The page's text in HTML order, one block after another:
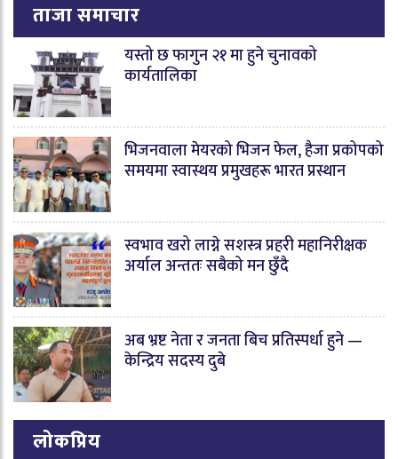
ताजा समाचार
यस्तो छ फागुन २१ मा हुने चुनावको
कार्यतालिका
भिजनवाला मेयरको भिजन फेल, हैजा प्रकोपको
समयमा स्वास्थय प्रमुखहरू भारत प्रस्थान
स्वभाव खरो लाग्ने सशस्त्र प्रहरी महानिरीक्षक
अर्याल अन्ततः सबैको मन छुँदै
अब भ्रष्ट नेता र जनता बिच प्रतिस्पर्धा हुने —
केन्द्रिय सदस्य दुबे
लोकप्रिय